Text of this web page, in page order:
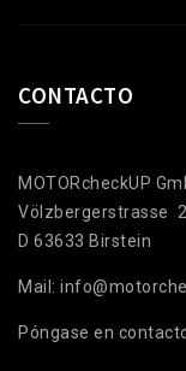
CONTACTO
MOTORcheckUP
Völzbergerstrasse
D 63633 Birstein
Mail:
Póngase en